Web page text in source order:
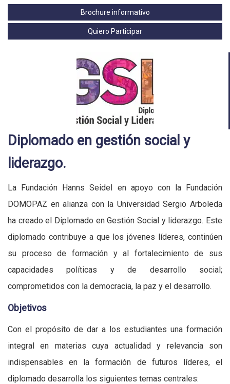
Brochure informativo
Quiero Participar
Diplomado en gestión social y
liderazgo.
La Fundación Hanns Seidel en apoyo con la Fundación
DOMOPAZ en alianza con la Universidad Sergio Arboleda
ha creado el Diplomado en Gestión Social y liderazgo. Este
diplomado contribuye a que los jóvenes líderes, continúen
su proceso de formación y al fortalecimiento de sus
capacidades políticas y de desarrollo social;
comprometidos con la democracia, la paz y el desarrollo.
Objetivos
Con el propósito de dar a los estudiantes una formación
integral en materias cuya actualidad y relevancia son
indispensables en la formación de futuros líderes, el
diplomado desarrolla los siguientes temas centrales: